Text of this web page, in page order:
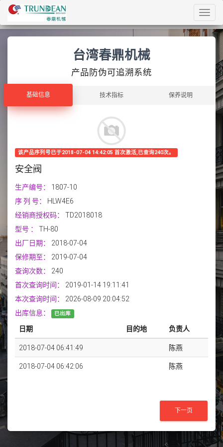
台湾春鼎机械
产品防伪可追溯系统
基础信息 技术指标 保养说明
基础信息
该产品序列号已于2018-07-04 14:42:05 首次激活,已查询240次。
安全阀
生产编号：
1807-10
序 列 号：
HLW4E6
经销商授权码：
TD2018018
型号 ：
TH-80
出厂日期：
2018-07-04
保修期至：
2019-07-04
查询次数：
240
首次查询时间：
2019-01-14 19:11:41
本次查询时间：
2026-08-09 20:04:52
出库信息：
已出库
日期 目的地 负责人
2018-07-04 06:41:49 陈燕
2018-07-04 06:42:06 陈燕